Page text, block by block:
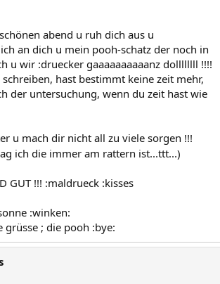
abend u ruh dich aus u
an dich u mein pooh-schatz der noch in
u wir :druecker gaaaaaaaaaanz dollllllll !!!!
hast bestimmt keine zeit mehr,
der untersuchung, wenn du zeit hast wie
u mach dir nicht all zu viele sorgen !!!
ich die immer am rattern ist...ttt...)
GUT !!! :maldrueck :kisses
:winken:
grüsse ; die pooh :bye: